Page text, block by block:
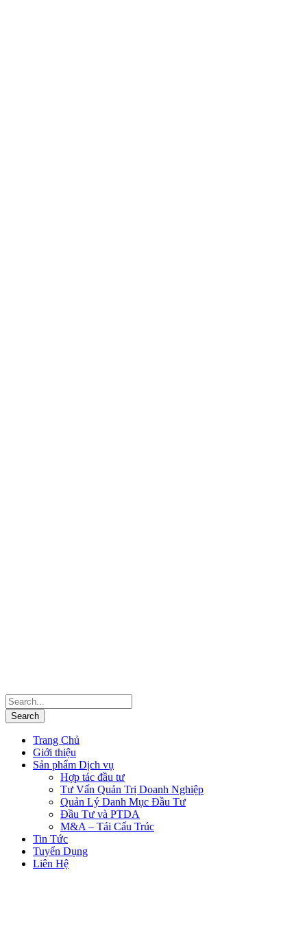
Trang Chủ
Giới thiệu
Sản phẩm Dịch vụ
Hợp tác đầu tư
Tư Vấn Quản Trị Doanh Nghiệp
Quản Lý Danh Mục Đầu Tư
Đầu Tư và PTDA
M&A – Tái Cấu Trúc
Tin Tức
Tuyển Dụng
Liên Hệ